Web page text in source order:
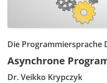
Die Programmiersprache
Asynchrone
Dr. Veikko Krypczyk